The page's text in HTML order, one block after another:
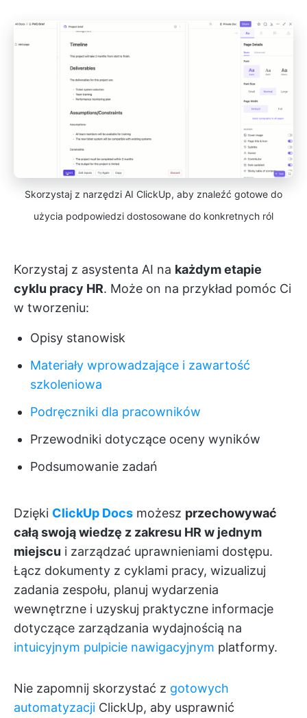
Skorzystaj z narzędzi AI ClickUp, aby znaleźć gotowe do
użycia podpowiedzi dostosowane do konkretnych ról
Korzystaj z asystenta AI na każdym etapie
cyklu pracy HR. Może on na przykład pomóc Ci
w tworzeniu:
Opisy stanowisk
Materiały wprowadzające i zawartość
szkoleniowa
Podręczniki dla pracowników
Przewodniki dotyczące oceny wyników
Podsumowanie zadań
Dzięki ClickUp Docs możesz przechowywać
całą swoją wiedzę z zakresu HR w jednym
miejscu i zarządzać uprawnieniami dostępu.
Łącz dokumenty z cyklami pracy, wizualizuj
zadania zespołu, planuj wydarzenia
wewnętrzne i uzyskuj praktyczne informacje
dotyczące zarządzania wydajnością na
intuicyjnym pulpicie nawigacyjnym platformy.
Nie zapomnij skorzystać z gotowych
automatyzacji ClickUp, aby usprawnić